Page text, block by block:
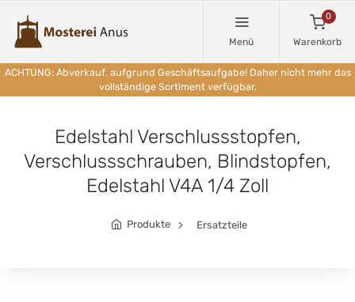
Menü
0
Warenkorb
ACHTUNG: Abverkauf, aufgrund Geschäftsaufgabe! Daher nicht mehr das
vollständige Sortiment verfügbar.
Edelstahl Verschlussstopfen,
Verschlussschrauben, Blindstopfen,
Edelstahl V4A 1/4 Zoll
Produkte Ersatzteile